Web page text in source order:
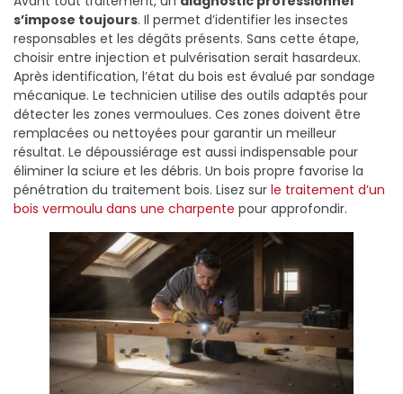
s’impose toujours. Il permet d’identifier les insectes
responsables et les dégâts présents. Sans cette étape,
choisir entre injection et pulvérisation serait hasardeux.
Après identification, l’état du bois est évalué par sondage
mécanique. Le technicien utilise des outils adaptés pour
détecter les zones vermoulues. Ces zones doivent être
remplacées ou nettoyées pour garantir un meilleur
résultat. Le dépoussiérage est aussi indispensable pour
éliminer la sciure et les débris. Un bois propre favorise la
pénétration du traitement bois. Lisez sur le traitement d’un
bois vermoulu dans une charpente pour approfondir.